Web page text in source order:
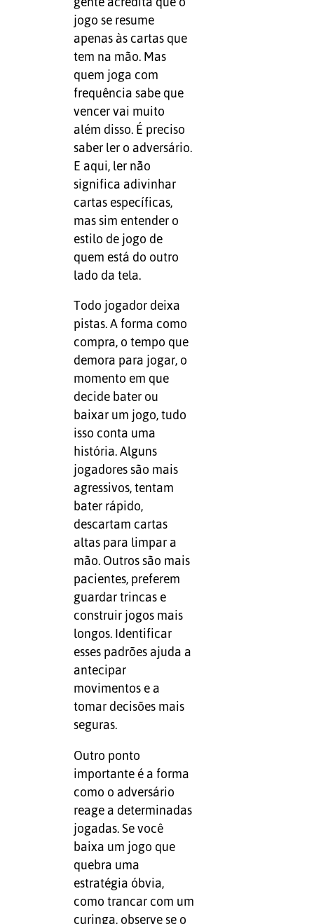
jogo se resume
apenas às cartas que
tem na mão. Mas
quem joga com
frequência sabe que
vencer vai muito
além disso. É preciso
saber ler o adversário.
E aqui, ler não
significa adivinhar
cartas específicas,
mas sim entender o
estilo de jogo de
quem está do outro
lado da tela.
Todo jogador deixa
pistas. A forma como
compra, o tempo que
demora para jogar, o
momento em que
decide bater ou
baixar um jogo, tudo
isso conta uma
história. Alguns
jogadores são mais
agressivos, tentam
bater rápido,
descartam cartas
altas para limpar a
mão. Outros são mais
pacientes, preferem
guardar trincas e
construir jogos mais
longos. Identificar
esses padrões ajuda a
antecipar
movimentos e a
tomar decisões mais
seguras.
Outro ponto
importante é a forma
como o adversário
reage a determinadas
jogadas. Se você
baixa um jogo que
quebra uma
estratégia óbvia,
como trancar com um
curinga, observe se o